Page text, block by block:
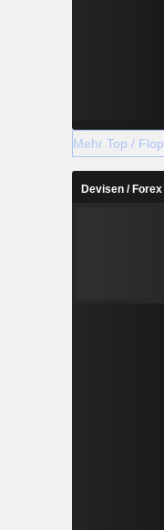
Mehr Top / Flop
Devisen / Forex